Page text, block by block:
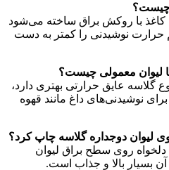
چیست؟
کاغذ با روکش براق ساخته می‌شود
حرارت نوشیدنی را کمتر به دست
لیوان معمولی چیست؟
گلاسه عایق حرارتی بهتری دارد،
نوشیدنی‌های داغ مانند قهوه
لیوان دوجداره گلاسه چاپ کرد؟
روی سطح براق لیوان
بسیار بالا و جذاب است.